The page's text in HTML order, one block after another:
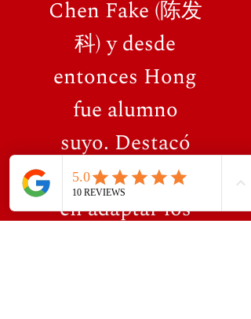
Chen Fake (陈发
科) y desde
entonces Hong
fue alumno
suyo. Destacó
por enfocarse
en adaptar los